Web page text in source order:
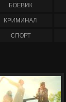
БОЕВИК
КРИМИНАЛ
СПОРТ